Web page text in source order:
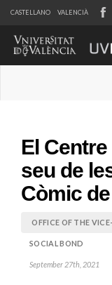
CASTELLANO VALENCIÀ
El
seu de
Còmic
OFFICE OF THE
SOCIAL BOND
September 27th, 2021